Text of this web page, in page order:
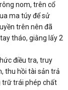
nom, trên cổ
ma túy để sử
trên nên đã
tháo, giằng lấy 2
điều tra, truy
thu hồi tài sản trả
trữ trái phép chất